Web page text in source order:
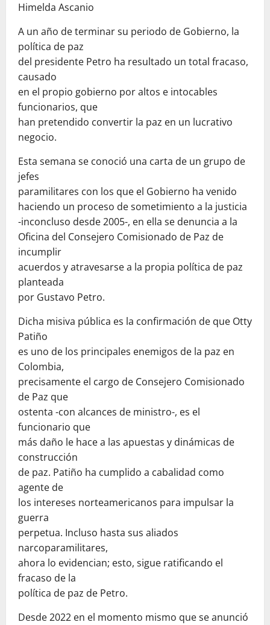
Himelda Ascanio
A un año de terminar su periodo de Gobierno, la
política de paz
del presidente Petro ha resultado un total fracaso,
causado
en el propio gobierno por altos e intocables
funcionarios, que
han pretendido convertir la paz en un lucrativo
negocio.
Esta semana se conoció una carta de un grupo de
jefes
paramilitares con los que el Gobierno ha venido
haciendo un proceso de sometimiento a la justicia
-inconcluso desde 2005-, en ella se denuncia a la
Oficina del Consejero Comisionado de Paz de
incumplir
acuerdos y atravesarse a la propia política de paz
planteada
por Gustavo Petro.
Dicha misiva pública es la confirmación de que Otty
Patiño
es uno de los principales enemigos de la paz en
Colombia,
precisamente el cargo de Consejero Comisionado
de Paz que
ostenta -con alcances de ministro-, es el
funcionario que
más daño le hace a las apuestas y dinámicas de
construcción
de paz. Patiño ha cumplido a cabalidad como
agente de
los intereses norteamericanos para impulsar la
guerra
perpetua. Incluso hasta sus aliados
narcoparamilitares,
ahora lo evidencian; esto, sigue ratificando el
fracaso de la
política de paz de Petro.
Desde 2022 en el momento mismo que se anunció